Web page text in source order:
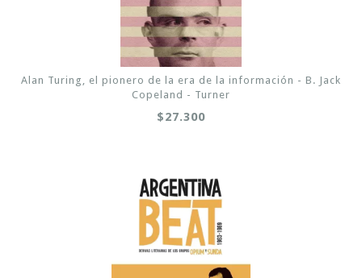
Alan Turing, el pionero de la era de la información - B. Jack
Copeland - Turner
$27.300